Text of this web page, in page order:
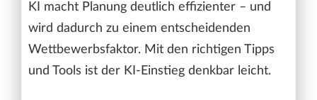
KI macht Planung deutlich effizienter – und
wird dadurch zu einem entscheidenden
Wettbewerbsfaktor. Mit den richtigen Tipps
und Tools ist der KI-Einstieg denkbar leicht.